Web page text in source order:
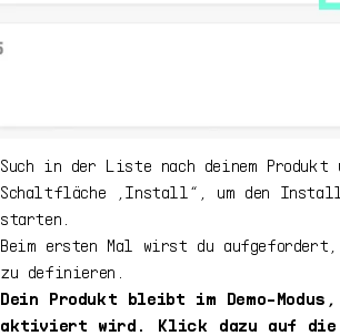
Such in der Liste nach deinem
Schaltfläche „Install“, um den
starten.
Beim ersten Mal wirst du
zu definieren.
Dein Produkt bleibt im Demo-
aktiviert wird. Klick dazu auf die